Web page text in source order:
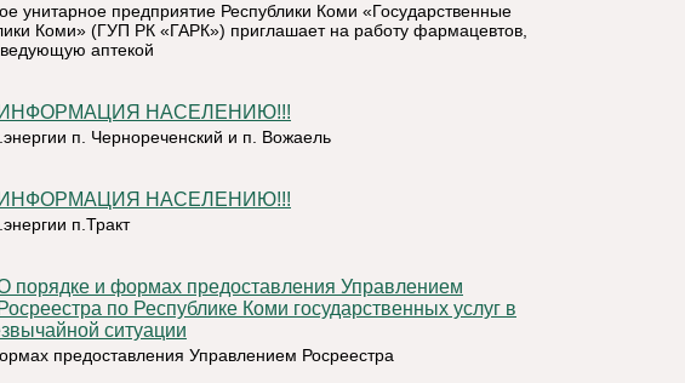
унитарное предприятие Республики Коми «Государственные
Коми» (ГУП РК «ГАРК») приглашает на работу фармацевтов,
аптекой
ИНФОРМАЦИЯ НАСЕЛЕНИЮ!!!
п. Чернореченский и п. Вожаель
ИНФОРМАЦИЯ НАСЕЛЕНИЮ!!!
п.Тракт
Управлением
Росреестра по Республике Коми государственных услуг в
ситуации
предоставления Управлением Росреестра